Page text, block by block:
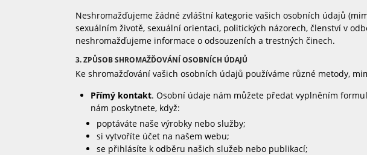
Neshromažďujeme žádné zvláštní kategorie vašich osobních údajů
sexuálním životě, sexuální orientaci, politických názorech, členství v
neshromažďujeme informace o odsouzeních a trestných činech.
3. ZPŮSOB SHROMAŽĎOVÁNÍ OSOBNÍCH ÚDAJŮ
Ke shromažďování vašich osobních údajů používáme různé metody,
Přímý kontakt. Osobní údaje nám můžete předat vyplněním
nám poskytnete, když:
poptáváte naše výrobky nebo služby;
si vytvoříte účet na našem webu;
se přihlásíte k odběru našich služeb nebo publikací;